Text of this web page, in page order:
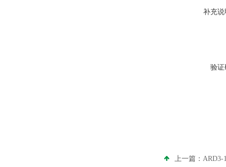
补充说
验证
上一篇： ARD3-